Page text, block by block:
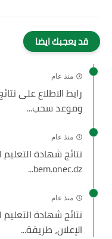
قد يعجبك ايضا
منذ عام
وموعد سحب...
منذ عام
bem.onec.dz...
منذ عام
الإعلان، طريقة...